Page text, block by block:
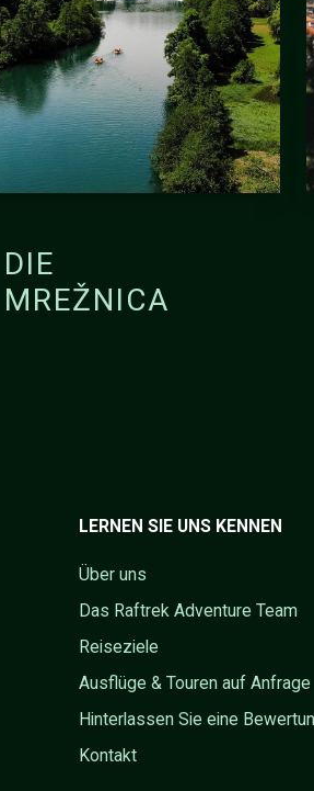
DIE
MREŽNICA
LERNEN SIE UNS KENNEN
Über uns
Das Raftrek Adventure Team
Reiseziele
Ausflüge & Touren auf Anfrage
Hinterlassen Sie eine
Kontakt